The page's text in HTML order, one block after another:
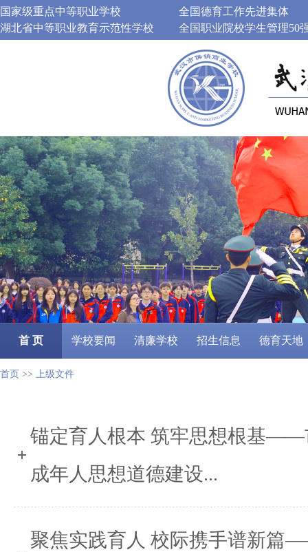
国家级重点中等职业学校
全国德育工作先进集体
湖北省中等职业教育示范性学校
全国职业院校学生管理50
首 页 学校要闻 清廉学校 招生信息 德育天地
首页 >> 上级文件
锚定育人根本 筑牢思想根基——
成年人思想道德建设...
聚焦实践育人 校际携手谱新篇